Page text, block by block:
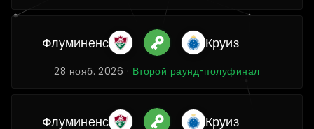
Флуминенс Круиз
28 нояб. 2026 · Второй раунд-полуфинал
Флуминенс Круиз